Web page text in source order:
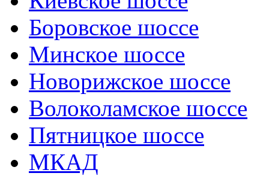
Боровское шоссе
Минское шоссе
Новорижское шоссе
Волоколамское шоссе
Пятницкое шоссе
МКАД